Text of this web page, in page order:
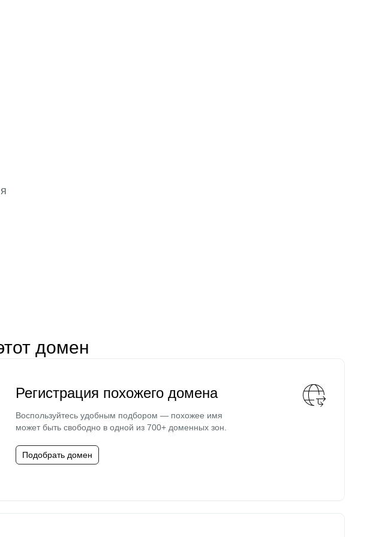
домен
Регистрация похожего домена
Воспользуйтесь удобным подбором — похожее имя
может быть свободно в одной из 700+ доменных зон.
Подобрать домен